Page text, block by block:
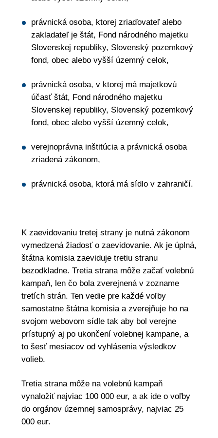
právnická osoba, ktorej zriaďovateľ alebo
zakladateľ je štát, Fond národného majetku
Slovenskej republiky, Slovenský pozemkový
fond, obec alebo vyšší územný celok,
právnická osoba, v ktorej má majetkovú
účasť štát, Fond národného majetku
Slovenskej republiky, Slovenský pozemkový
fond, obec alebo vyšší územný celok,
verejnoprávna inštitúcia a právnická osoba
zriadená zákonom,
právnická osoba, ktorá má sídlo v zahraničí.
K zaevidovaniu tretej strany je nutná zákonom
vymedzená žiadosť o zaevidovanie. Ak je úplná,
štátna komisia zaeviduje tretiu stranu
bezodkladne. Tretia strana môže začať volebnú
kampaň, len čo bola zverejnená v zozname
tretích strán. Ten vedie pre každé voľby
samostatne štátna komisia a zverejňuje ho na
svojom webovom sídle tak aby bol verejne
prístupný aj po ukončení volebnej kampane, a
to šesť mesiacov od vyhlásenia výsledkov
volieb.
Tretia strana môže na volebnú kampaň
vynaložiť najviac 100 000 eur, a ak ide o voľby
do orgánov územnej samosprávy, najviac 25
000 eur.